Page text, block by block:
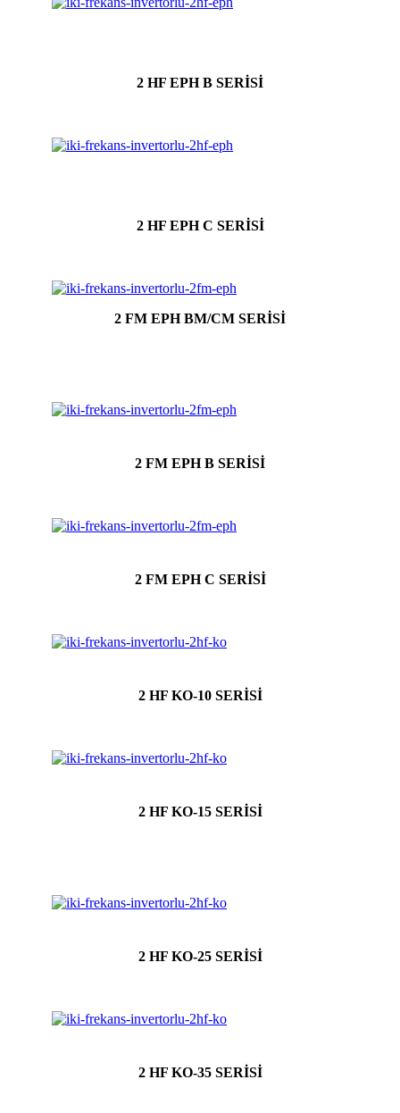
2 HF EPH B SERİSİ
2 HF EPH C SERİSİ
2 FM EPH BM/CM SERİSİ
2 FM EPH B SERİSİ
2 FM EPH C SERİSİ
2 HF KO-10 SERİSİ
2 HF KO-15 SERİSİ
2 HF KO-25 SERİSİ
2 HF KO-35 SERİSİ